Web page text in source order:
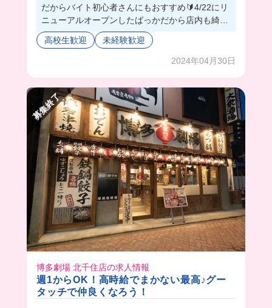
だからバイト初心者さんにもおすすめ🔰4/22にリ
ニューアルオープンしたばっかだから店内も綺麗
で働きやすいよ！
高校生歓迎 未経験歓迎
2024年04月30日
募集終了
博多劇場 北千住店の求人情報
週1からOK！高時給でまかない最高♪グー
タッチで仲良くなろう！